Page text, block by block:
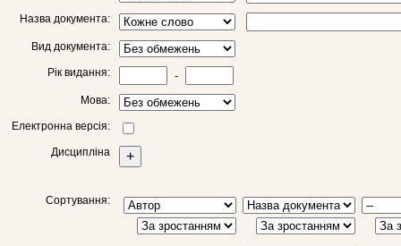
Назва документа:
Вид документа:
Рік видання: -
Мова:
Електронна версія:
Дисципліна +
Сортування: